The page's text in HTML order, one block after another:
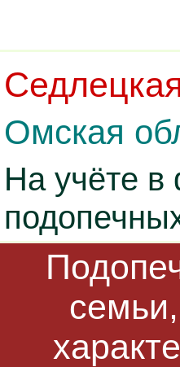
Омская
На учёте